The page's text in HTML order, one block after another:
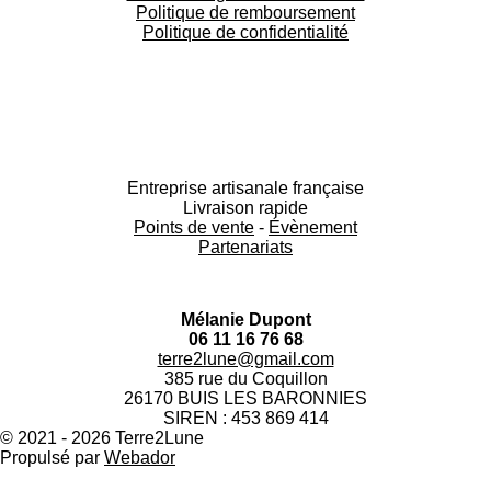
Politique de remboursement
Politique de confidentialité
c
e
b
o
s
t
a
g
m
u
T
u
b
Entreprise artisanale française
Livraison rapide
Points de vente - Évènement
Partenariats
Mélanie Dupont
06 11 16 76 68
terre2lune@gmail.com
385 rue du Coquillon
26170 BUIS LES BARONNIES
SIREN : 453 869 414
© 2021 - 2026 Terre2Lune
Propulsé par Webador